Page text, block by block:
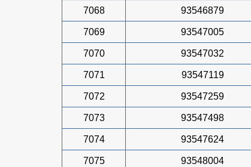
7068 93546879
7069 93547005
7070 93547032
7071 93547119
7072 93547259
7073 93547498
7074 93547624
7075 93548004